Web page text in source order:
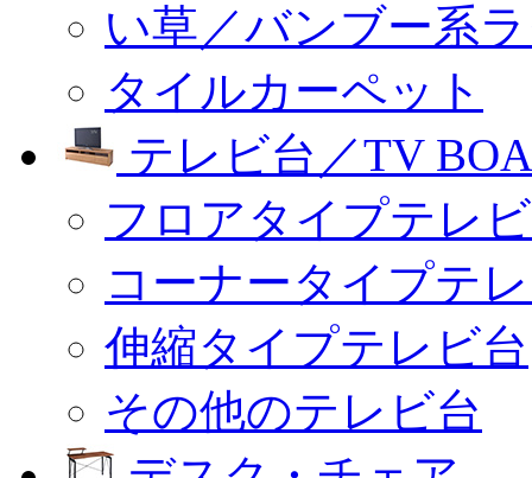
い草／バンブー系
タイルカーペット
テレビ台／TV
フロアタイプテレ
コーナータイプテ
伸縮タイプテレビ台
その他のテレビ台